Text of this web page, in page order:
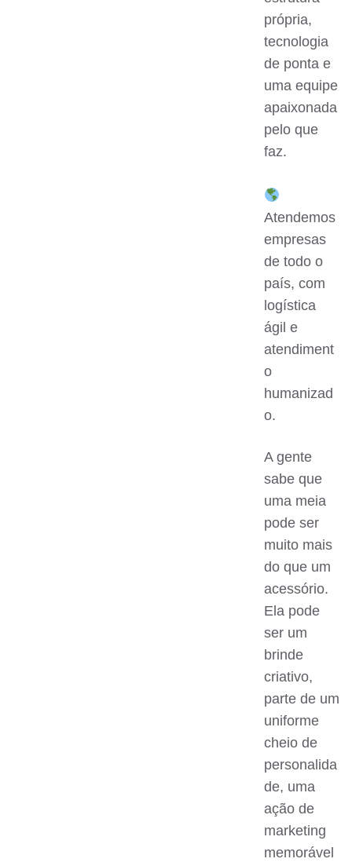
própria,
tecnologia
de ponta e
uma equipe
apaixonada
pelo que
faz.
Atendemos
empresas
de todo o
país, com
logística
ágil e
atendiment
o
humanizad
o.
A gente
sabe que
uma meia
pode ser
muito mais
do que um
acessório.
Ela pode
ser um
brinde
criativo,
parte de um
uniforme
cheio de
personalida
de, uma
ação de
marketing
memorável